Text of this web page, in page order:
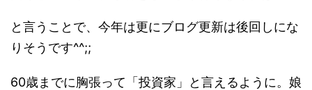
と言うことで、今年は更にブログ更新は後回しにな
りそうです^^;;
60歳までに胸張って「投資家」と言えるように。娘